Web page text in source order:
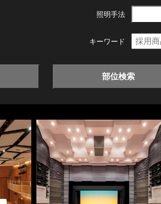
照明手法
キーワード
部位検索